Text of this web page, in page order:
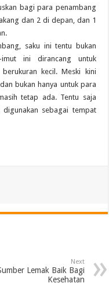
bagi para penambang
dan 2 di depan, dan 1
saku ini tentu bukan
ini dirancang untuk
kecil. Meski kini
bukan hanya untuk para
tetap ada. Tentu saja
sebagai tempat
Next
Lemak Baik Bagi
Kesehatan